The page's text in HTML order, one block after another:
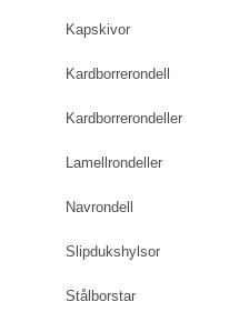
Kapskivor
Kardborrerondell
Kardborrerondeller
Lamellrondeller
Navrondell
Slipdukshylsor
Stålborstar